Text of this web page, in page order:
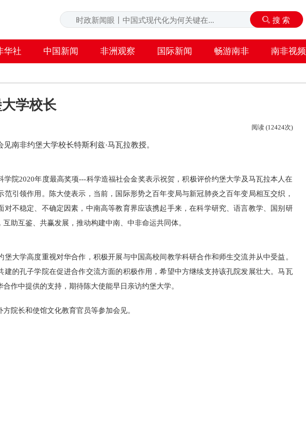
华社 中国新闻 非洲观察 国际新闻 畅游南非 南非视频
学校长
阅读 (12424次)
南非约堡大学校长特斯利兹·马瓦拉教授。
学院2020年度最高奖项---科学造福社会金奖表示祝贺，积极评价约堡大学及马瓦拉本人在
引领作用。陈大使表示，当前，国际形势之百年变局与新冠肺炎之百年变局相互交织，
对不稳定、不确定因素，中南高等教育界应该携起手来，在科学研究、语言教学、国别研
助互鉴、共赢发展，推动构建中南、中非命运共同体。
大学高度重视对华合作，积极开展与中国高校间教学科研合作和师生交流并从中受益。
建的孔子学院在促进合作交流方面的积极作用，希望中方继续支持该孔院发展壮大。马瓦
作中提供的支持，期待陈大使能早日亲访约堡大学。
院长和使馆文化教育官员等参加会见。